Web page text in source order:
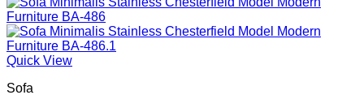
Quick View
Sofa